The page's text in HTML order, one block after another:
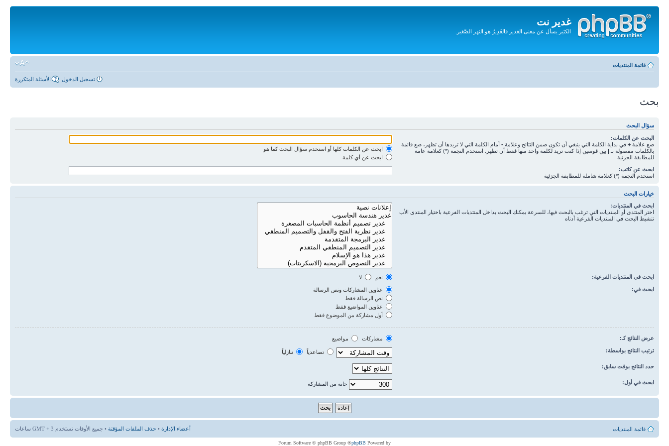
غدير نت
الكثير يسأل عن معنى الغدير فالغَدِيرُ هو النهر الصَّغير.
المحتويات
قائمة المنتديات
الأسئلة المتكررة تسجيل الدخول
بحث
سؤال البحث
البحث عن الكلمات:
ضع علامة + في بداية الكلمة التي ينبغي أن تكون ضمن النتائج وعلامة - أمام الكلمة التي لا تريدها أن تظهر، ضع قائمة
بالكلمات مفصولة بـ | بين قوسين إذا كنت تريد لكلمة واحد منها فقط أن تظهر. استخدم النجمة (*) كعلامة عامة
للمطابقة الجزئية
ابحث عن الكلمات كلها أو استخدم سؤال البحث كما هو
ابحث عن أي كلمة
ابحث عن كاتب:
استخدم النجمة (*) كعلامة شاملة للمطابقة الجزئية
خيارات البحث
ابحث في المنتديات:
اختر المنتدى أو المنتديات التي ترغب بالبحث فيها، للسرعة يمكنك البحث بداخل المنتديات الفرعية باختيار المنتدى الأب
تنشيط البحث في المنتديات الفرعية أدناه
ابحث في المنتديات الفرعية: نعم
لا
ابحث في:
عناوين المشاركات ونص الرسالة
نص الرسالة فقط
عناوين المواضيع فقط
أول مشاركة من الموضوع فقط
عرض النتائج كـ: مشاركات
مواضيع
ترتيب النتائج بواسطة:
تصاعدياً تنازلياً
حدد النتائج بوقت سابق:
ابحث في أول: خانة من المشاركة
قائمة المنتديات أعضاء الإدارة • حذف الملفات المؤقتة • جميع الأوقات تستخدم GMT + 3 ساعات
Powered by
phpBB
® Forum Software © phpBB Group